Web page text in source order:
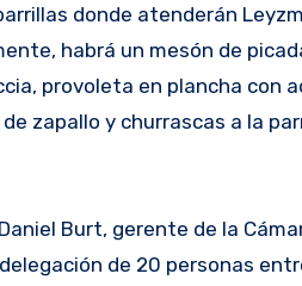
donde atenderán
habrá un mesón de
provoleta en plancha con
zapallo y churrascas a la
Burt, gerente de la
de 20 personas